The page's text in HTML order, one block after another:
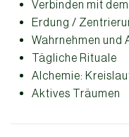
Verbinden mit
Erdung /
Wahrnehmen und
Tägliche Rituale
Alchemie:
Aktives Träumen